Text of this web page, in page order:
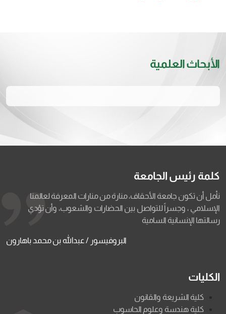
الأبحاث العلمية
كلمة رئيس الجامعة
نأمل أن تكون جامعة الأحقاف، منارة من منارات المعرفة لعالمنا
الإسلامي ، وجسراً للتواصل بين الحضارات والشعوب، وأن تؤدي
رسالتها الإنسانية السامية
البروفيسور / عبدالله بن محمد باهارون
الكليات
كلية الشريعة والقانون
كلية هندسة وعلوم الحاسوب